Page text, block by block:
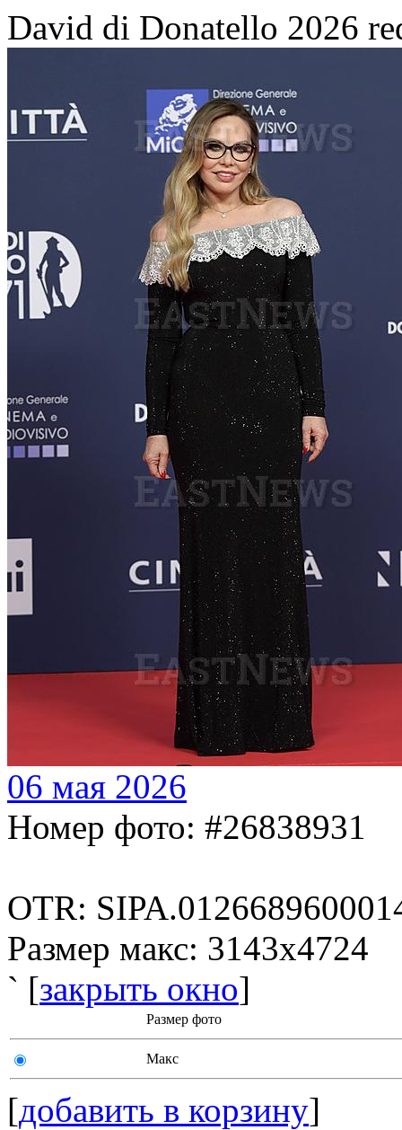
David di Donatello 2026
06 мая 2026
Номер фото: #26838931
OTR:
Размер макс: 3143x4724
` [закрыть окно]
Размер фото
Макс
[добавить в корзину]